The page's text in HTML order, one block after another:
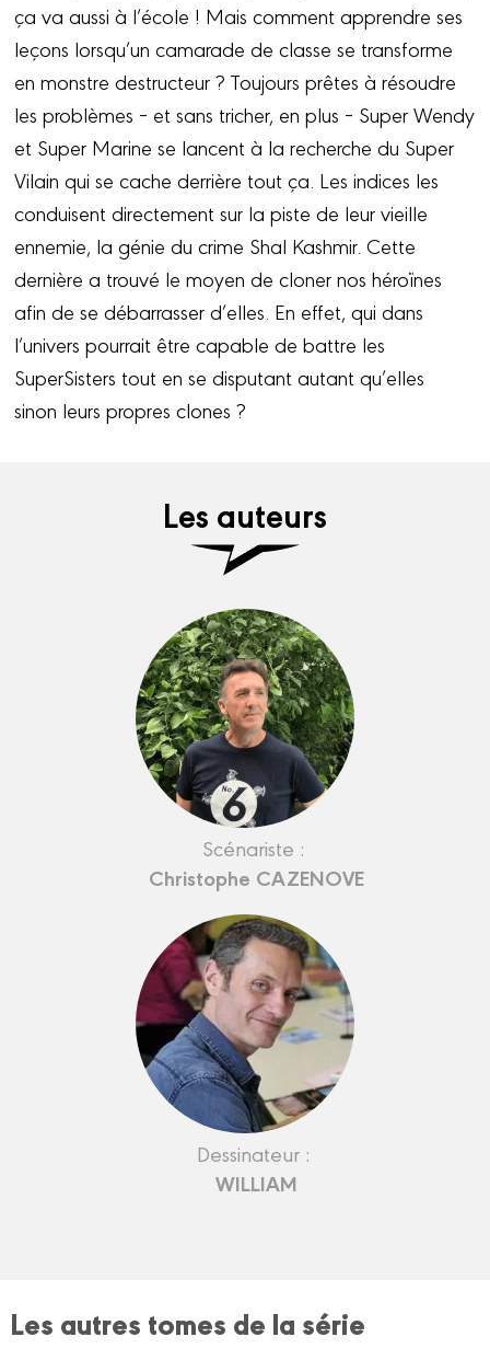
ça va aussi à l’école ! Mais comment apprendre ses
leçons lorsqu’un camarade de classe se transforme
en monstre destructeur ? Toujours prêtes à résoudre
les problèmes – et sans tricher, en plus – Super Wendy
et Super Marine se lancent à la recherche du Super
Vilain qui se cache derrière tout ça. Les indices les
conduisent directement sur la piste de leur vieille
ennemie, la génie du crime Shal Kashmir. Cette
dernière a trouvé le moyen de cloner nos héroïnes
afin de se débarrasser d’elles. En effet, qui dans
l’univers pourrait être capable de battre les
SuperSisters tout en se disputant autant qu’elles
sinon leurs propres clones ?
Les auteurs
Scénariste :
Christophe CAZENOVE
Dessinateur :
WILLIAM
Les autres tomes de la série